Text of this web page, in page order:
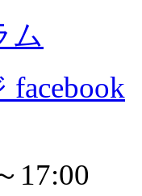
facebook
17:00